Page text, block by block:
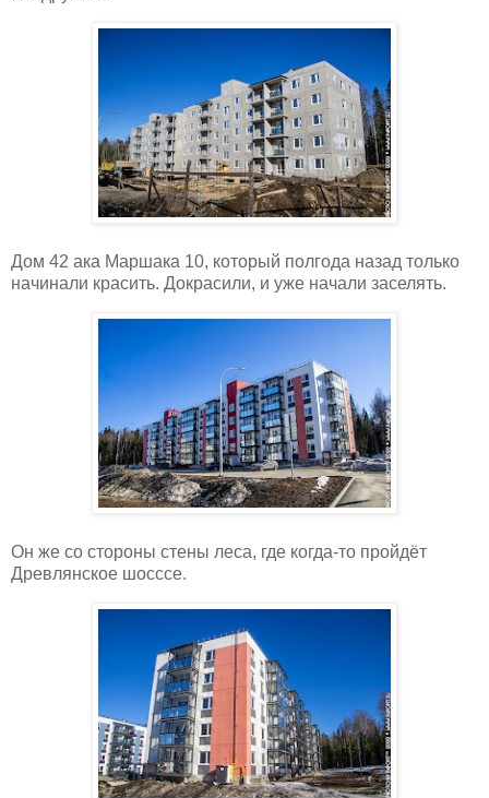
Дом 42 ака Маршака 10, который полгода назад только
начинали красить. Докрасили, и уже начали заселять.
Он же со стороны стены леса, где когда-то пройдёт
Древлянское шосссе.